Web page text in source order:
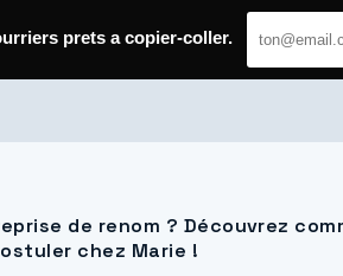
de renom ? Découvrez
chez Marie !
prets a copier-coller.